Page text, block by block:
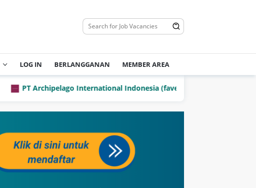
LOG IN BERLANGGANAN MEMBER AREA
PT Archipelago International Indonesia (favehotels)